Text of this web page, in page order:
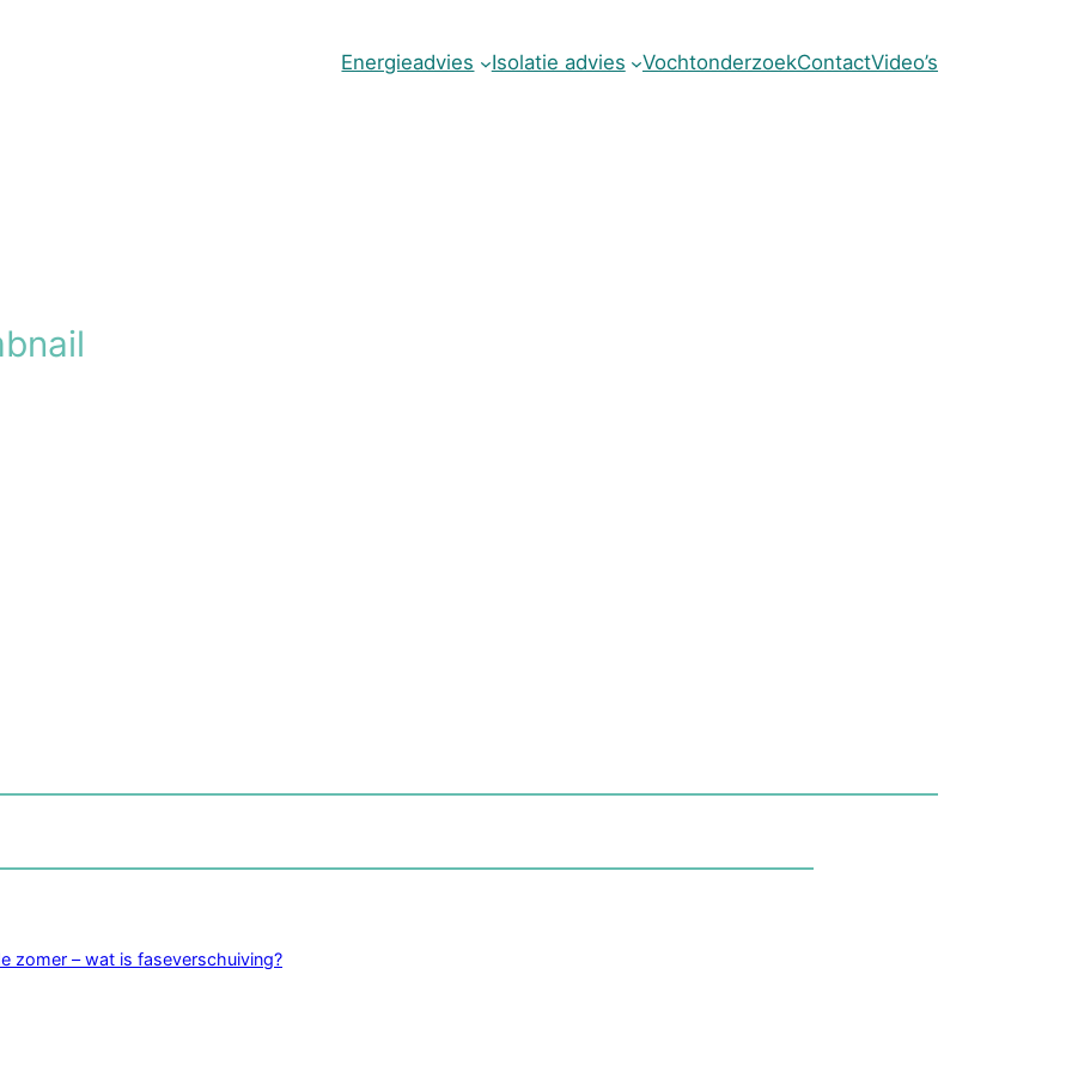
Energieadvies Isolatie advies VochtonderzoekContactVideo’s
zomer – wat is faseverschuiving?